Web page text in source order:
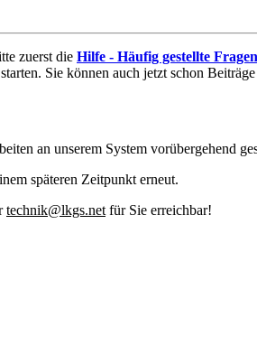
zuerst die Hilfe - Häufig gestellte Fragen
Sie können auch jetzt schon
an unserem System vorübergehend
späteren Zeitpunkt erneut.
technik@lkgs.netfür Sie erreichbar!